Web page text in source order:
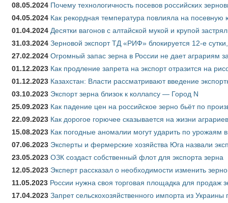
08.05.2024 Почему технологичность посевов российских
04.05.2024 Как рекордная температура повлияла на
01.04.2024 Десятки вагонов с алтайской мукой и крупой
31.03.2024 Зерновой экспорт ТД «РИФ» блокируется 12-е
27.02.2024 Огромный запас зерна в России не дает аграриям
01.12.2023 Как продление запрета на экспорт отразится на
01.12.2023 Казахстан: Власти рассматривают введение
03.10.2023 Экспорт зерна близок к коллапсу — Город N
25.09.2023 Как падение цен на российское зерно бьёт по
22.09.2023 Как дорогое горючее сказывается на жизни аграриев
15.08.2023 Как погодные аномалии могут ударить по урожаям
07.06.2023 Эксперты и фермерские хозяйства Юга назвали
23.05.2023 ОЗК создаст собственный флот для экспорта зерна
12.05.2023 Эксперт рассказал о необходимости изменить
11.05.2023 России нужна своя торговая площадка для продаж
17.04.2023 Запрет сельскохозяйственного импорта из